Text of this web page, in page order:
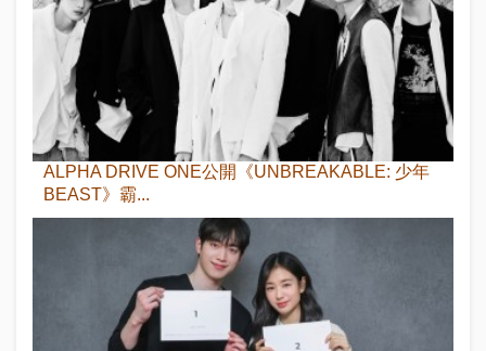
ALPHA DRIVE ONE公開《UNBREAKABLE: 少年
BEAST》霸...